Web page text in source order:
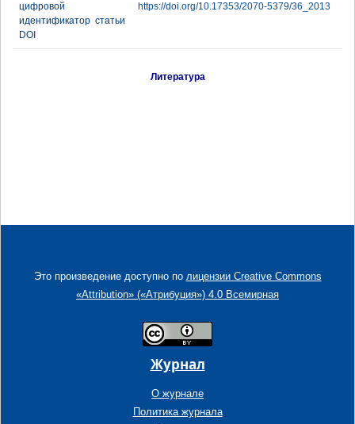
цифровой
идентификатор статьи
DOI
https://doi.org/10.17353/2070-5379/36_2013
Литература
Это произведение доступно по лицензии Creative Commons
«Attribution» («Атрибуция») 4.0 Всемирная
Журнал
О журнале
Политика журнала